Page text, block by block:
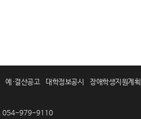
예·결산공고 대학정보공시 장애학생지원계획
054-979-9110